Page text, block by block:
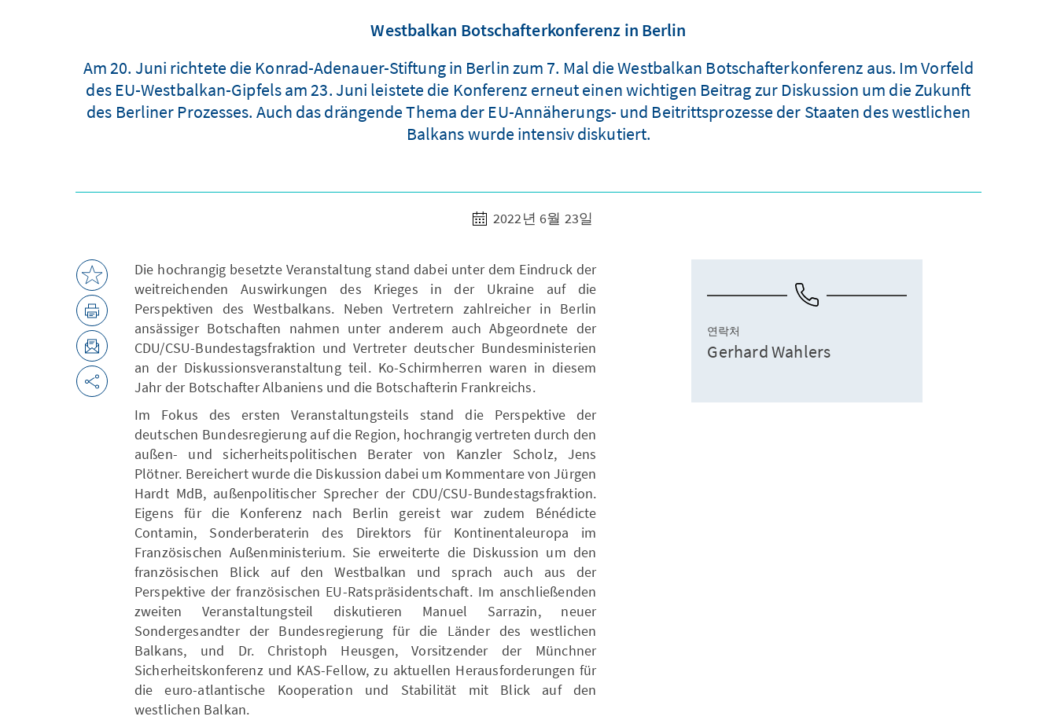
Westbalkan Botschafterkonferenz in Berlin
Am 20. Juni richtete die Konrad-Adenauer-Stiftung in Berlin zum 7. Mal die Westbalkan Botschafterkonferenz aus. Im Vorfeld
des EU-Westbalkan-Gipfels am 23. Juni leistete die Konferenz erneut einen wichtigen Beitrag zur Diskussion um die Zukunft
des Berliner Prozesses. Auch das drängende Thema der EU-Annäherungs- und Beitrittsprozesse der Staaten des westlichen
Balkans wurde intensiv diskutiert.
2022년 6월 23일
Die hochrangig besetzte Veranstaltung stand dabei unter dem Eindruck der
weitreichenden Auswirkungen des Krieges in der Ukraine auf die
Perspektiven des Westbalkans. Neben Vertretern zahlreicher in Berlin
ansässiger Botschaften nahmen unter anderem auch Abgeordnete der
CDU/CSU-Bundestagsfraktion und Vertreter deutscher Bundesministerien
an der Diskussionsveranstaltung teil. Ko-Schirmherren waren in diesem
Jahr der Botschafter Albaniens und die Botschafterin Frankreichs.
Im Fokus des ersten Veranstaltungsteils stand die Perspektive der
deutschen Bundesregierung auf die Region, hochrangig vertreten durch den
außen- und sicherheitspolitischen Berater von Kanzler Scholz, Jens
Plötner. Bereichert wurde die Diskussion dabei um Kommentare von Jürgen
Hardt MdB, außenpolitischer Sprecher der CDU/CSU-Bundestagsfraktion.
Eigens für die Konferenz nach Berlin gereist war zudem Bénédicte
Contamin, Sonderberaterin des Direktors für Kontinentaleuropa im
Französischen Außenministerium. Sie erweiterte die Diskussion um den
französischen Blick auf den Westbalkan und sprach auch aus der
Perspektive der französischen EU-Ratspräsidentschaft. Im anschließenden
zweiten Veranstaltungsteil diskutieren Manuel Sarrazin, neuer
Sondergesandter der Bundesregierung für die Länder des westlichen
Balkans, und Dr. Christoph Heusgen, Vorsitzender der Münchner
Sicherheitskonferenz und KAS-Fellow, zu aktuellen Herausforderungen für
die euro-atlantische Kooperation und Stabilität mit Blick auf den
westlichen Balkan.
연락처
Gerhard Wahlers